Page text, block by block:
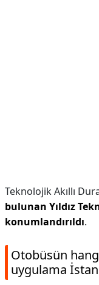
Teknolojik Akıllı
bulunan Yıldız
konumlandırıldı.
Otobüsün
uygulama